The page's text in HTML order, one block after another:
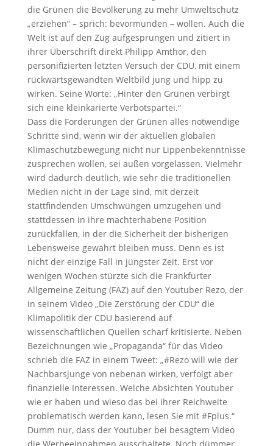
die Grünen die Bevölkerung zu mehr Umweltschutz
„erziehen“ – sprich: bevormunden – wollen. Auch die
Welt ist auf den Zug aufgesprungen und zitiert in
ihrer Überschrift direkt Philipp Amthor, den
personifizierten letzten Versuch der CDU, mit einem
rückwärtsgewandten Weltbild jung und hipp zu
wirken. Seine Worte: „Hinter den Grünen verbirgt
sich eine kleinkarierte Verbotspartei.“
Dass die Forderungen der Grünen alles notwendige
Schritte sind, wenn wir der aktuellen globalen
Klimaschutzbewegung nicht nur Lippenbekenntnisse
zusprechen wollen, sei außen vorgelassen. Vielmehr
wird dadurch deutlich, wie sehr die traditionellen
Medien nicht in der Lage sind, mit derzeit
stattfindenden Umschwüngen umzugehen und
stattdessen in ihre machterhabene Position
zurückfallen, in der die Sicherheit der bisherigen
Lebensweise gewahrt bleiben muss. Denn es ist
nicht der einzige Fall in jüngster Zeit. Erst vor
wenigen Wochen stürzte sich die Frankfurter
Allgemeine Zeitung (FAZ) auf den Youtuber Rezo, der
in seinem Video „Die Zerstörung der CDU“ die
Klimapolitik der CDU basierend auf
wissenschaftlichen Quellen scharf kritisierte. Neben
Bezeichnungen wie „Propaganda“ für das Video
schrieb die FAZ in einem Tweet: „#Rezo will wie der
Nachbarsjunge von nebenan wirken, verfolgt aber
finanzielle Interessen. Welche Absichten Youtuber
wie er haben und wieso das bei ihrer Reichweite
problematisch werden kann, lesen Sie mit #Fplus.“
Dumm nur, dass der Youtuber bei besagtem Video